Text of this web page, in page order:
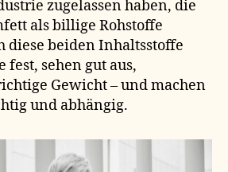
zugelassen haben, die
als billige Rohstoffe
diese beiden Inhaltsstoffe
sehen gut aus,
Gewicht – und machen
und abhängig.